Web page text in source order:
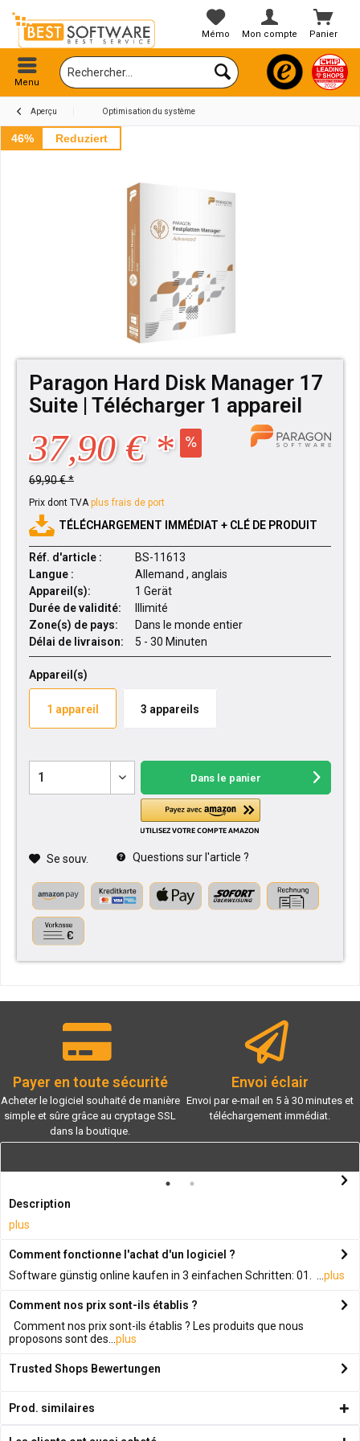
Panier
Mémo Mon compte
Menu
Aperçu Optimisation du système
46% Reduziert
Paragon Hard Disk Manager 17
Suite | Télécharger 1 appareil
37,90 € *
69,90 € *
Prix dont TVAplus frais de port
TÉLÉCHARGEMENT IMMÉDIAT + CLÉ DE PRODUIT
Réf. d'article :
BS-11613
Langue :
Allemand , anglais
Appareil(s):
1 Gerät
Durée de validité:
Illimité
Zone(s) de pays:
Dans le monde entier
Délai de livraison:
5 - 30 Minuten
Appareil(s)
1 appareil 3 appareils
Dans le panier
Se souv. Questions sur l'article ?
Payer en toute sécurité
Acheter le logiciel souhaité de manière
simple et sûre grâce au cryptage SSL
dans la boutique.
Envoi éclair
Envoi par e-mail en 5 à 30 minutes et
téléchargement immédiat.
Description
plus
Comment fonctionne l'achat d'un logiciel ?
Software günstig online kaufen in 3 einfachen Schritten: 01. ... plus
Comment nos prix sont-ils établis ?
Comment nos prix sont-ils établis ? Les produits que nous
proposons sont des... plus
Trusted Shops Bewertungen
Prod. similaires